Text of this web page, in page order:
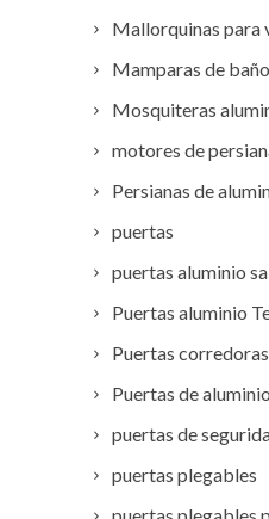
Mallorquinas para
Mamparas de
Mosquiteras
motores de
Persianas de
puertas
puertas aluminio
Puertas aluminio
Puertas
Puertas de aluminio
puertas de
puertas plegables